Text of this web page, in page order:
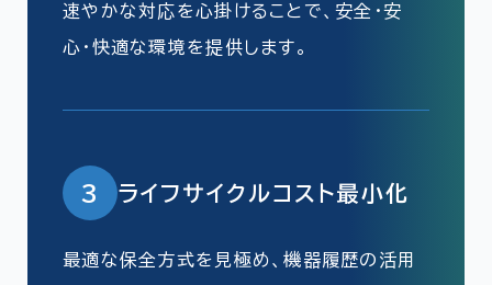
速やかな対応を心掛けることで、安全・安
心・快適な環境を提供します。
3 ライフサイクルコスト最小化
最適な保全方式を見極め、機器履歴の活用